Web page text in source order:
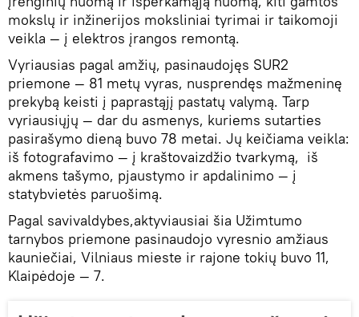
mokslų ir inžinerijos moksliniai tyrimai ir taikomoji
veikla — į elektros įrangos remontą.
Vyriausias pagal amžių, pasinaudojęs SUR2
priemone — 81 metų vyras, nusprendęs mažmeninę
prekybą keisti į paprastąjį pastatų valymą. Tarp
vyriausiųjų — dar du asmenys, kuriems sutarties
pasirašymo dieną buvo 78 metai. Jų keičiama veikla:
iš fotografavimo — į kraštovaizdžio tvarkymą, iš
akmens tašymo, pjaustymo ir apdalinimo — į
statybvietės paruošimą.
Pagal savivaldybes,aktyviausiai šia Užimtumo
tarnybos priemone pasinaudojo vyresnio amžiaus
kauniečiai, Vilniaus mieste ir rajone tokių buvo 11,
Klaipėdoje — 7.